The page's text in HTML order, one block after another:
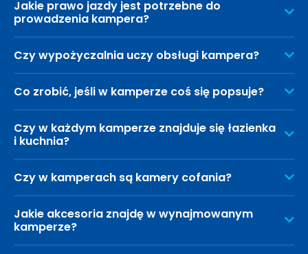
Jakie prawo jazdy jest potrzebne do
prowadzenia kampera?
Czy wypożyczalnia uczy obsługi kampera?
Co zrobić, jeśli w kamperze coś się popsuje?
Czy w każdym kamperze znajduje się łazienka
i kuchnia?
Czy w kamperach są kamery cofania?
Jakie akcesoria znajdę w wynajmowanym
kamperze?